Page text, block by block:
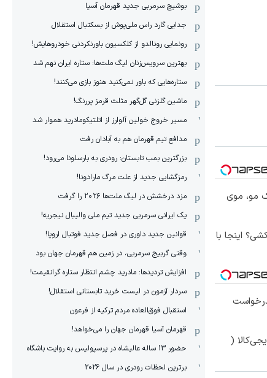
مو، موی
اینجا با
(
بوشیچ سرمربی جدید قهرمان آسیا
جدایی گارد راس ملی‌پوش از بسکتبال استقلال
رونمایی رونالدو از کلکسیون باورنکردنی خودروهایش!
بهترین سرویس‌زنان لیگ ملت‌ها: ستاره ایران نهم شد
ستاره‌هایی که باور نمی‌کنید هنوز بازی می‌کنند!
ماشین گلزنی گل‌گهر مثلث قرمز پررنگ!
مسیر خروج خولین آلوارز از اتلتیکومادرید هموار شد
مدافع تیم قهرمان هم به آبادان رفت
بزرگترین بمب تابستان: رودری به بارسلونا می‌رود!
رمزگشایی جدید از علت مرگ مارادونا!
مزد درخشش در لیگ ملت‌ها ٢٠٢۶ را گرفت
یک ایرانی سرمربی جدید تیم ملی والیبال نیجریه!
قوانین جدید داوری در فصل جدید فوتبال اروپا!
وقتی گربیج سرمربی، در زمین هم قهرمان جهان بود
افزایش تردیدها: مادرید چشم انتظار ستاره گرانقیمت!
سردار آزمون در لیست خرید تابستانی استقلال!
استقبال فوق‌‌العاده مردم ترکیه از فرعون
قهرمان آسیا قهرمان جهان را می‌خواهد!
حضور 13 ساله عالیشاه در پرسپولیس به روایت باشگاه
برترین لحظات رودری در سال 2026